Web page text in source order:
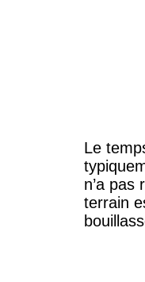
Le
n’a pas
terrain